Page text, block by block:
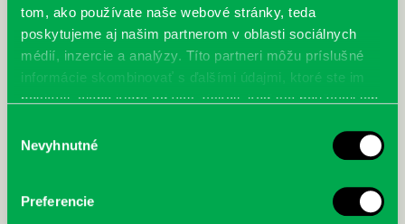
tom, ako používate naše webové stránky, teda
poskytujeme aj našim partnerom v oblasti sociálnych
médií, inzercie a analýzy. Títo partneri môžu príslušné
informácie skombinovať s ďalšími údajmi, ktoré ste im
poskytli, alebo ktoré od vás získali, keď ste používali ich
súhlasu
Nevyhnutné
Preferencie
McGrath, Andy: Tadej Pogačar:
Prvá biografia najväčšieho